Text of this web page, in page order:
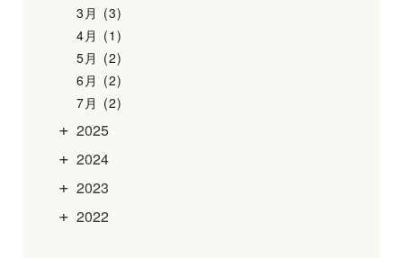
3月 (3)
4月 (1)
5月 (2)
6月 (2)
7月 (2)
2025
2024
2023
2022